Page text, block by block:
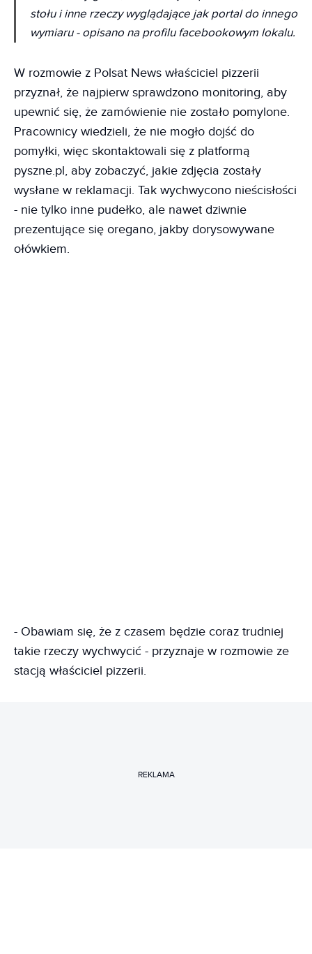
stołu i inne rzeczy wyglądające jak portal do innego
wymiaru- opisano na profilu facebookowym lokalu.
W rozmowie z Polsat News właściciel pizzerii
przyznał, że najpierw sprawdzono monitoring, aby
upewnić się, że zamówienie nie zostało pomylone.
Pracownicy wiedzieli, że nie mogło dojść do
pomyłki, więc skontaktowali się z platformą
pyszne.pl, aby zobaczyć, jakie zdjęcia zostały
wysłane w reklamacji. Tak wychwycono nieścisłości
- nie tylko inne pudełko, ale nawet dziwnie
prezentujące się oregano, jakby dorysowywane
ołówkiem.
- Obawiam się, że z czasem będzie coraz trudniej
takie rzeczy wychwycić - przyznaje w rozmowie ze
stacją właściciel pizzerii.
REKLAMA